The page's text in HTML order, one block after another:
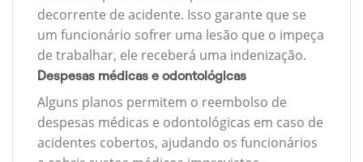
decorrente de acidente. Isso garante que se
um funcionário sofrer uma lesão que o impeça
de trabalhar, ele receberá uma indenização.
Despesas médicas e odontológicas
Alguns planos permitem o reembolso de
despesas médicas e odontológicas em caso de
acidentes cobertos, ajudando os funcionários